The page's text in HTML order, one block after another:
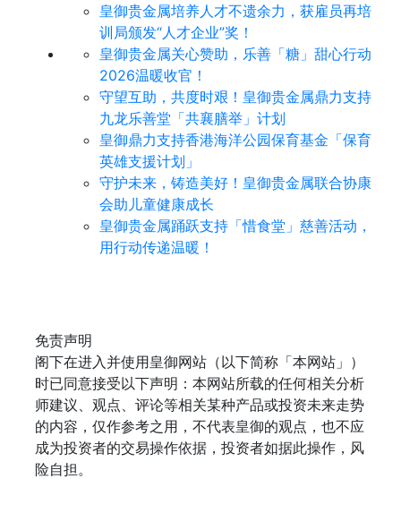
皇御贵金属培养人才不遗余力，获雇员再培
训局颁发“人才企业”奖！
皇御贵金属关心赞助，乐善「糖」甜心行动
2026温暖收官！
守望互助，共度时艰！皇御贵金属鼎力支持
九龙乐善堂「共襄膳举」计划
皇御鼎力支持香港海洋公园保育基金「保育
英雄支援计划」
守护未来，铸造美好！皇御贵金属联合协康
会助儿童健康成长
皇御贵金属踊跃支持「惜食堂」慈善活动，
用行动传递温暖！
免责声明
阁下在进入并使用皇御网站（以下简称「本网站」）
时已同意接受以下声明：本网站所载的任何相关分析
师建议、观点、评论等相关某种产品或投资未来走势
的内容，仅作参考之用，不代表皇御的观点，也不应
成为投资者的交易操作依据，投资者如据此操作，风
险自担。